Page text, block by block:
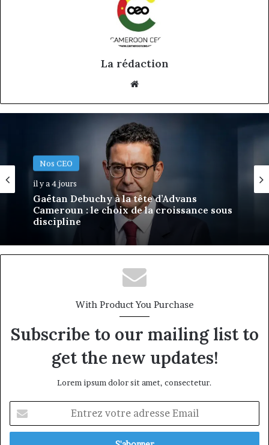
La rédaction
Nos CEO
il y a 4 jours
Gaëtan Debuchy à la tête d’Advans
Cameroun : le choix de la croissance sous
Nos CEO
il y a 4 jours
MTN Business : Marie-Rose Daya
Tchangoum passe de l’expérience client à
la conquête du marché des entreprises
With Product You Purchase
Subscribe to our mailing list to
get the new updates!
Lorem ipsum dolor sit amet, consectetur.
votre
adresse